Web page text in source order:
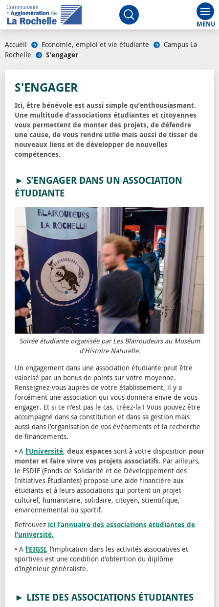
Ouvrir le moteur de
Accueil Economie, emploi et vie étudiante
Campus La
Rochelle
S'engager
S'ENGAGER
Ici, être bénévole est aussi simple qu’enthousiasmant.
Une multitude d’associations étudiantes et citoyennes
vous permettent de monter des projets, de défendre
une cause, de vous rendre utile mais aussi de tisser de
nouveaux liens et de développer de nouvelles
compétences.
► S’ENGAGER DANS UN ASSOCIATION
ÉTUDIANTE
Soirée étudiante organisée par Les Blairoudeurs au Muséum
d'Histoire Naturelle.
Un engagement dans une association étudiante peut être
valorisé par un bonus de points sur votre moyenne.
Renseignez-vous auprès de votre établissement, il y a
forcément une association qui vous donnera envie de vous
engager. Et si ce n’est pas le cas, créez-la ! Vous pouvez être
accompagné dans sa constitution et dans sa gestion mais
aussi dans l’organisation de vos événements et la recherche
de financements.
• A l’Université, deux espaces sont à votre disposition pour
monter et faire vivre vos projets associatifs. Par ailleurs,
le FSDIE (Fonds de Solidarité et de Développement des
Initiatives Étudiantes) propose une aide financière aux
étudiants et à leurs associations qui portent un projet
culturel, humanitaire, solidaire, citoyen, scientifique,
environnemental ou sportif.
Retrouvez ici l’annuaire des associations étudiantes de
l’université.
• A l’EIGSI, l’implication dans les activités associatives et
sportives est une condition d’obtention du diplôme
d’ingénieur généraliste.
► LISTE DES ASSOCIATIONS ÉTUDIANTES